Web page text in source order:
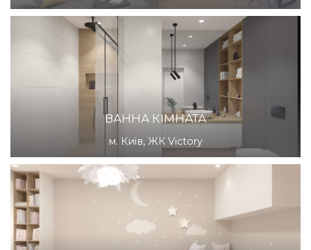
ВАННА КІМНАТА
м. Київ, ЖК Victory